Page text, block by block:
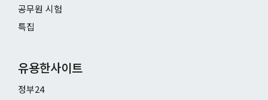
공무원 시험
특집
유용한사이트
정부24